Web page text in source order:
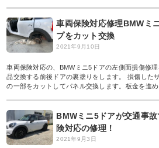
車両保険対応修理BMWミ
プをカット交換
2021年9月10日
車両保険対応の、BMWミニ5ドアの左側面損傷修
品交換する前後ドアの裏塗りをします。 損傷した
の一部をカットしてパネル交換します。板金を進め
BMWミニ5ドアが交通事
険対応の修理！
2021年9月3日